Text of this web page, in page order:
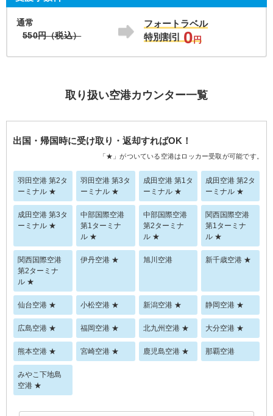
通常
550円（税込）
フォートラベル
特別割引
0円
取り扱い空港カウンター一覧
出国・帰国時に受け取り・返却すればOK！
「★」がついている空港はロッカー受取が可能です。
羽田空港 第2タ
ーミナル ★
羽田空港 第3タ
ーミナル ★
成田空港 第1タ
ーミナル ★
成田空港 第2タ
ーミナル ★
成田空港 第3タ
ーミナル ★
中部国際空港
第1ターミナ
ル ★
中部国際空港
第2ターミナ
ル ★
関西国際空港
第1ターミナ
ル ★
関西国際空港
第2ターミナ
ル ★
伊丹空港 ★ 旭川空港 新千歳空港 ★
仙台空港 ★ 小松空港 ★ 新潟空港 ★ 静岡空港 ★
広島空港 ★ 福岡空港 ★ 北九州空港 ★ 大分空港 ★
熊本空港 ★ 宮崎空港 ★ 鹿児島空港 ★ 那覇空港
みやこ下地島
空港 ★